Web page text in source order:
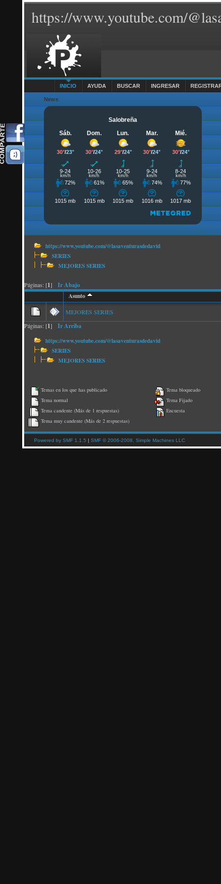
https://www.youtube.com/
INICIO AYUDA BUSCAR INGRESAR
News:
https://www.youtube.com/@lasaventurasdedavid
SERIES
MEJORES SERIES
Páginas: [1] Ir Abajo
Asunto
MEJORES SERIES
Páginas: [1] Ir Arriba
https://www.youtube.com/@lasaventurasdedavid
SERIES
MEJORES SERIES
Temas en los que has publicado
Tema normal
Tema candente (Más de 1 respuestas)
Tema muy candente (Más de 2 respuestas)
Tema bloqueado
Tema Fijado
Encuesta
Powered by SMF 1.1.5 | SMF © 2006-2008, Simple Machines LLC